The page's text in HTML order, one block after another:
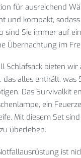
für ausreichend
und kompakt,
sind Sie immer auf
Übernachtung im
Schlafsack bieten wir
das alles enthält, was
Das Survivalkit
ein
Mit diesem Set
überleben.
ist